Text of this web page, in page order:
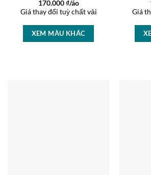
170.000₫/áo
Giá thay đổi tuỳ chất vải
XEM MÀU KHÁC
Giá